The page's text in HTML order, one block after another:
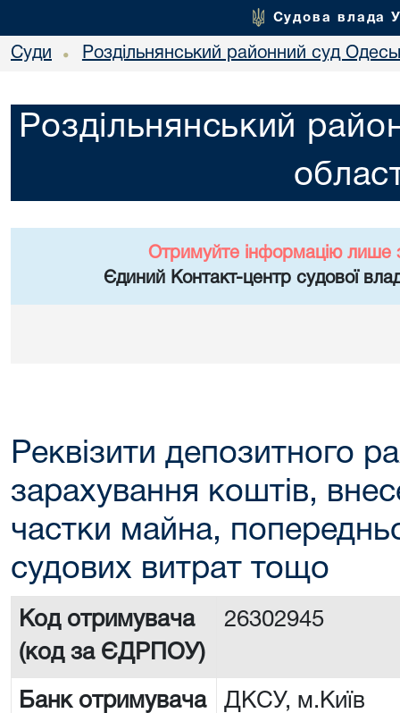
Судова влада
Суди • Роздільнянський районний суд
Роздільнянський
Отримуйте інформацію лише
Єдиний Контакт-центр судової
Реквізити депозитного
зарахування коштів,
частки майна,
судових витрат тощо
Код отримувача
(код за ЄДРПОУ)
26302945
Банк отримувача ДКСУ, м.Київ